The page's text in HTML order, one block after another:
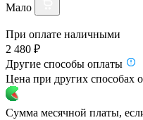
Мало
При оплате наличными
2 480 ₽
Другие способы оплаты
Цена при других способах
Сумма месячной платы,